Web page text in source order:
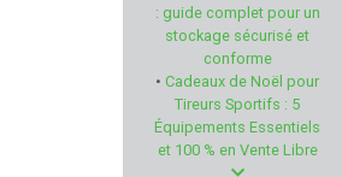
MECHANIX WEAR
BERETTA
NEXTORCH
: guide complet pour un
stockage sécurisé et
conforme
• Cadeaux de Noël pour
Tireurs Sportifs : 5
Équipements Essentiels
et 100 % en Vente Libre